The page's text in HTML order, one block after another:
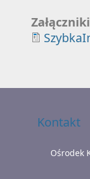
Kontakt
Ośrodek